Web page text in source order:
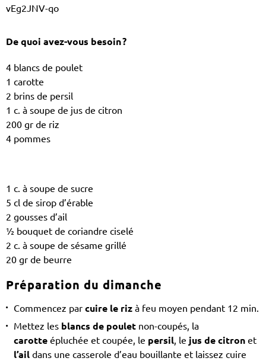
vEg2JNV-qo
De quoi avez-vous besoin ?
4 blancs de poulet
1 carotte
2 brins de persil
1 c. à soupe de jus de citron
200 gr de riz
4 pommes
1 c. à soupe de sucre
5 cl de sirop d’érable
2 gousses d’ail
½ bouquet de coriandre ciselé
2 c. à soupe de sésame grillé
20 gr de beurre
Préparation du dimanche
Commencez par cuire le rizà feu moyen pendant 12 min.
Mettez les blancs de pouletnon-coupés, la
carotte épluchée et coupée, le persil, le jus de citronet
l’aildans une casserole d’eau bouillante et laissez cuire